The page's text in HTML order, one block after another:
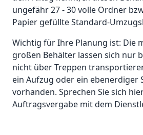
ungefähr 27 - 30 volle Ordner
Papier gefüllte Standard-
Wichtig für Ihre Planung ist: Die
großen Behälter lassen sich nur
nicht über Treppen
ein Aufzug oder ein ebenerdiger
vorhanden. Sprechen Sie sich
Auftragsvergabe mit dem